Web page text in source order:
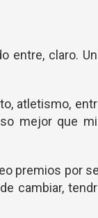
entre, claro.
atletismo,
mejor que
premios por
cambiar,